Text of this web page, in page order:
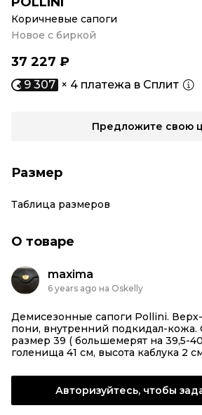
Коричневые сапоги
Новое с биркой
37 227 ₽
9 307 × 4 платежа в Сплит
Предложите свою
Размер
Таблица размеров
О товаре
maxima
6 years ago на Oskelly
Демисезонные сапоги Pollini.
пони, внутренний подкидал-кожа.
размер 39 ( большемерят на 39,5-
голенища 41 см, высота каблука 2
Авторизуйтесь, чтобы